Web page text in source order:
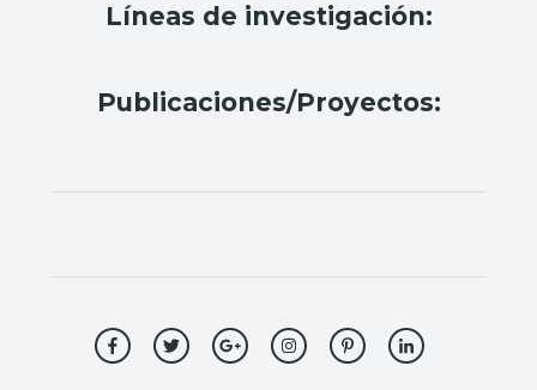
Líneas de investigación:
Publicaciones/Proyectos: